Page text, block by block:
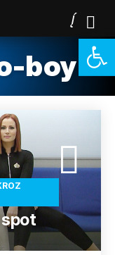
boy
spot